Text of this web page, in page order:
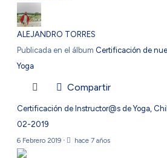
ALEJANDRO TORRES
Publicada en el álbum Certificación de
Yoga
Compartir
Certificación de Instructor@s de Yoga,
02-2019
6 Febrero 2019 · hace 7 años